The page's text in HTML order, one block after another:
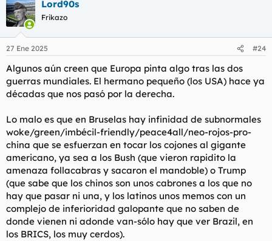
c
c
i
e
:
Lord90s
Frikazo
27 Ene 2025 #24
Algunos aún creen que Europa pinta algo tras las dos
guerras mundiales. El hermano pequeño (los USA) hace ya
décadas que nos pasó por la derecha.
Lo malo es que en Bruselas hay infinidad de subnormales
woke/green/imbécil-friendly/peace4all/neo-rojos-pro-
china que se esfuerzan en tocar los cojones al gigante
americano, ya sea a los Bush (que vieron rapidito la
amenaza follacabras y sacaron el mandoble) o Trump
(que sabe que los chinos son unos cabrones a los que no
hay que pasar ni una, y los latinos unos memos con un
complejo de inferioridad galopante que no saben de
donde vienen ni adonde van-sólo hay que ver Brazil, en
los BRICS, los muy cerdos).